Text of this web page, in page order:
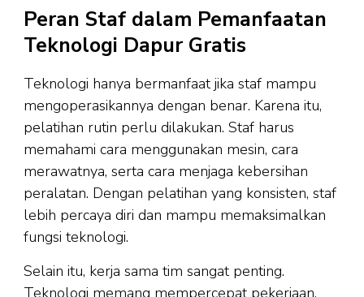
Peran Staf dalam Pemanfaatan
Teknologi Dapur Gratis
Teknologi hanya bermanfaat jika staf mampu
mengoperasikannya dengan benar. Karena itu,
pelatihan rutin perlu dilakukan. Staf harus
memahami cara menggunakan mesin, cara
merawatnya, serta cara menjaga kebersihan
peralatan. Dengan pelatihan yang konsisten, staf
lebih percaya diri dan mampu memaksimalkan
fungsi teknologi.
Selain itu, kerja sama tim sangat penting.
Teknologi memang mempercepat pekerjaan,